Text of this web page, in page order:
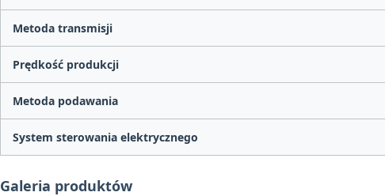
Metoda transmisji
Prędkość produkcji
Metoda podawania
System sterowania elektrycznego
Galeria produktów